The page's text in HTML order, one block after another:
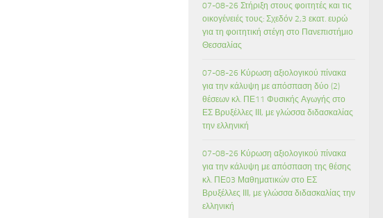
07-08-26 Στήριξη στους φοιτητές και τις
οικογένειές τους: Σχεδόν 2,3 εκατ. ευρώ
για τη φοιτητική στέγη στο Πανεπιστήμιο
Θεσσαλίας
07-08-26 Κύρωση αξιολογικού πίνακα
για την κάλυψη με απόσπαση δύο (2)
θέσεων κλ. ΠΕ11 Φυσικής Αγωγής στο
ΕΣ Βρυξέλλες ΙΙΙ, με γλώσσα διδασκαλίας
την ελληνική
07-08-26 Κύρωση αξιολογικού πίνακα
για την κάλυψη με απόσπαση της θέσης
κλ. ΠΕ03 Μαθηματικών στο ΕΣ
Βρυξέλλες ΙΙΙ, με γλώσσα διδασκαλίας την
ελληνική